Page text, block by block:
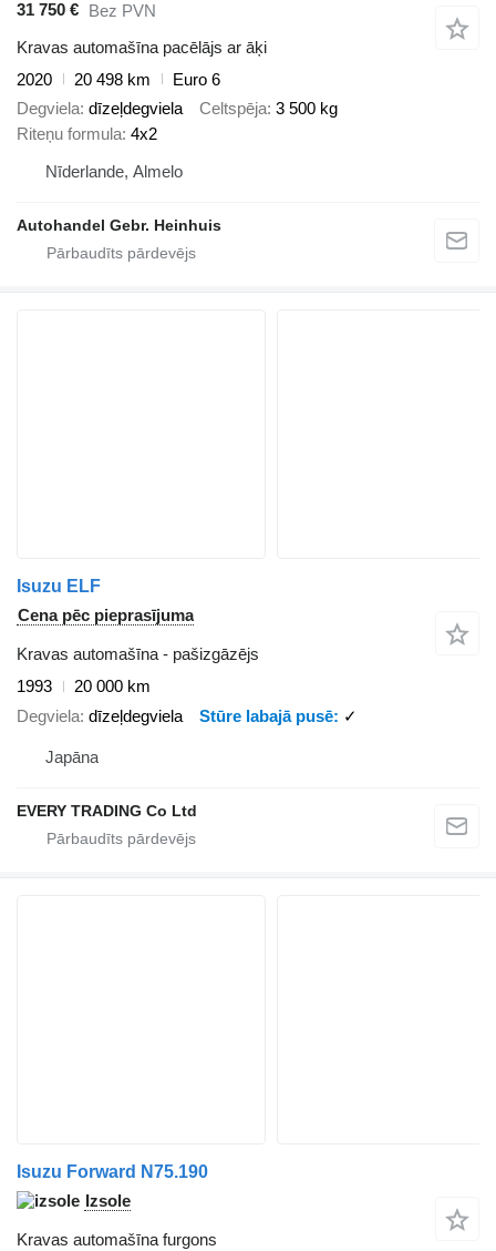
31 750 € Bez PVN
Kravas automašīna pacēlājs ar āķi
2020
20 498 km
Euro 6
Degviela dīzeļdegviela Celtspēja 3 500 kg
Riteņu formula 4x2
Nīderlande, Almelo
Autohandel Gebr. Heinhuis
Isuzu ELF
Cena pēc pieprasījuma
Kravas automašīna - pašizgāzējs
1993
20 000 km
Degviela dīzeļdegviela Stūre labajā pusē ✓
Japāna
EVERY TRADING Co Ltd
Isuzu Forward N75.190
Izsole
Kravas automašīna furgons